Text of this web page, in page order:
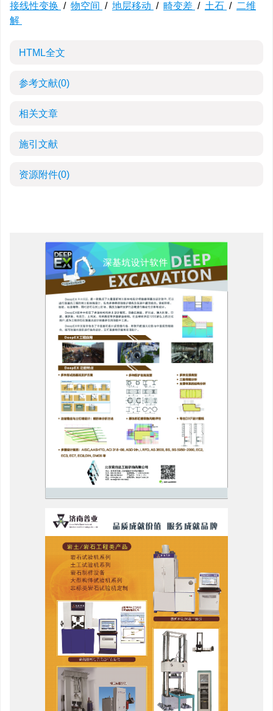
接线性变换 / 物空间 / 地层移动 / 畸变差 / 土石 / 二维
解
HTML全文
参考文献(0)
相关文章
施引文献
资源附件(0)